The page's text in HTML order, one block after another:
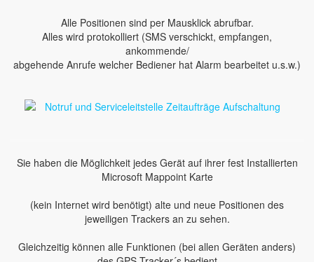
Alle Positionen sind per Mausklick abrufbar.
Alles wird protokolliert (SMS verschickt, empfangen,
ankommende/
abgehende Anrufe welcher Bediener hat Alarm bearbeitet u.s.w.)
Sie haben die Möglichkeit jedes Gerät auf ihrer fest Installierten
Microsoft Mappoint Karte
(kein Internet wird benötigt) alte und neue Positionen des
jeweiligen Trackers an zu sehen.
Gleichzeitig können alle Funktionen (bei allen Geräten anders)